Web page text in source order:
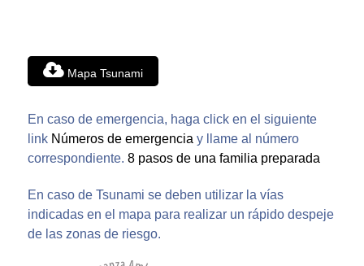
Mapa Tsunami
En caso de emergencia, haga click en el siguiente
link Números de emergencia y llame al número
correspondiente. 8 pasos de una familia preparada
En caso de Tsunami se deben utilizar la vías
indicadas en el mapa para realizar un rápido despeje
de las zonas de riesgo.